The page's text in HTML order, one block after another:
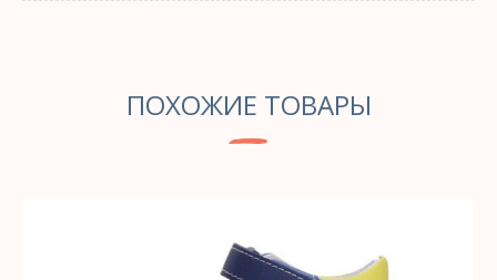
ПОХОЖИЕ ТОВАРЫ